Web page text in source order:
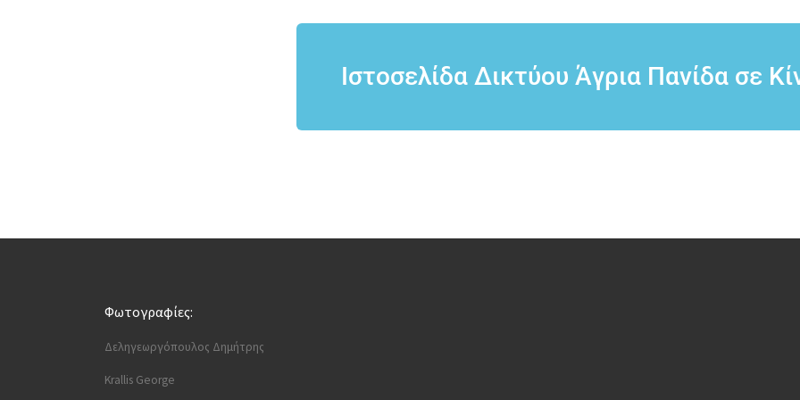
Ιστοσελίδα Δικτύου Άγρια Πανίδα σε
Φωτογραφίες:
Δεληγεωργόπουλος Δημήτρης
Krallis George